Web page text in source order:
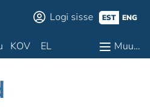
Logi sisse EST ENG
KOV EL Muu…